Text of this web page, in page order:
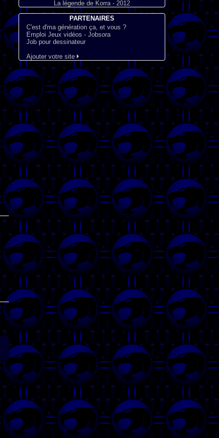
La légende de Korra - 2012
PARTENAIRES
C'est d'ma génération ça, et vous ?
Emploi Jeux vidéos - Jobsora
Job pour dessinateur
Ajouter votre site